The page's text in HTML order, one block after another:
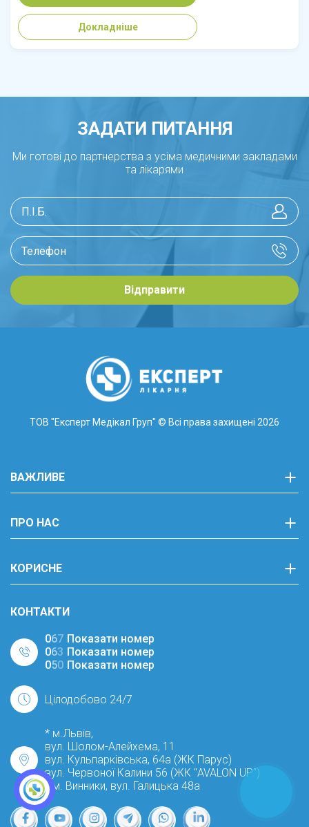
Докладніше
ЗАДАТИ ПИТАННЯ
Ми готові до партнерства з усіма медичними закладами
та лікарями
Відправити
ТОВ "Експерт Медікал Груп" © Всі права захищені 2026
ВАЖЛИВЕ
ПРО НАС
КОРИСНЕ
КОНТАКТИ
067 Показати номер
063 Показати номер
050 Показати номер
Цілодобово 24/7
* м.Львів,
вул. Шолом-Алейхема, 11
вул. Кульпарківська, 64а (ЖК Парус)
вул. Червоної Калини 56 (ЖК "AVALON UP")
* м. Винники, вул. Галицька 48а